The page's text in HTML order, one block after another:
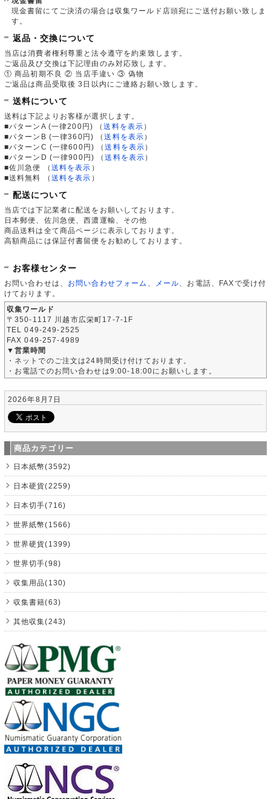
現金書留にてご決済の場合は収集ワールド店頭宛にご送付お願い致しま
す。
返品・交換について
当店は消費者権利尊重と法令遵守を約束致します。
ご返品及び交換は下記理由のみ対応致します。
① 商品初期不良 ② 当店手違い ③ 偽物
ご返品は商品受取後 3日以内にご連絡お願い致します。
送料について
送料は下記よりお客様が選択します。
■パターンA (一律200円)
（送料を表示 ）
■パターンB (一律360円)
（送料を表示 ）
■パターンC (一律600円)
（送料を表示 ）
■パターンD (一律900円)
（送料を表示 ）
■佐川急便
（ 送料を表示 ）
■送料無料
（ 送料を表示 ）
配送について
当店では下記業者に配送をお願いしております。
日本郵便、佐川急便、西濃運輸、その他
商品送料は全て商品ページに表示しております。
高額商品には保証付書留便をお勧めしております。
お客様センター
お問い合わせは、 お問い合わせフォーム メール 、お電話、FAXで受け付
けております。
収集ワールド
〒350-1117 川越市広栄町17-7-1F
TEL 049-249-2525
FAX 049-257-4989
▼営業時間
・ネットでのご注文は24時間受け付けております。
・お電話でのお問い合わせは9:00-18:00にお願いします。
2026年8月7日
商品カテゴリー
日本紙幣(3592)
日本硬貨(2259)
日本切手(716)
世界紙幣(1566)
世界硬貨(1399)
世界切手(98)
収集用品(130)
収集書籍(63)
其他収集(243)